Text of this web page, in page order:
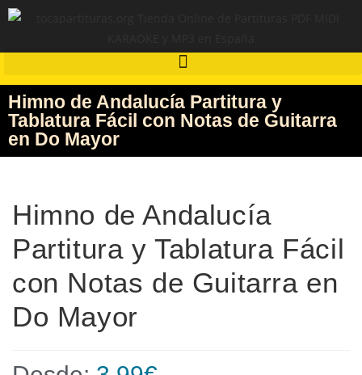
Himno de Andalucía Partitura y
Tablatura Fácil con Notas de Guitarra
en Do Mayor
Himno de Andalucía
Partitura y Tablatura Fácil
con Notas de Guitarra en
Do Mayor